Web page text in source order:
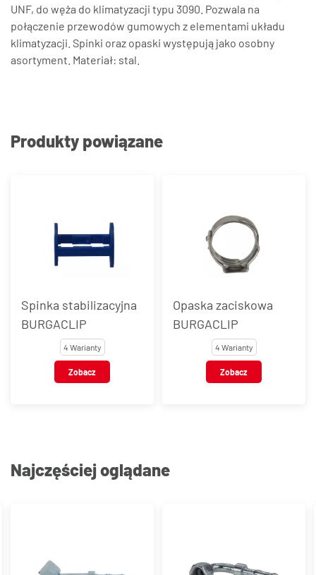
UNF, do węża do klimatyzacji typu 3090. Pozwala na
połączenie przewodów gumowych z elementami układu
klimatyzacji. Spinki oraz opaski występują jako osobny
asortyment. Materiał: stal.
Produkty powiązane
Spinka stabilizacyjna
BURGACLIP
4 Warianty
Zobacz
Opaska zaciskowa
BURGACLIP
4 Warianty
Zobacz
Najczęściej oglądane